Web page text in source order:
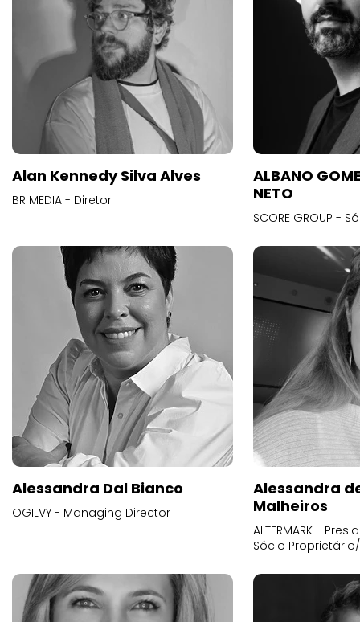
Alan Kennedy Silva Alves
BR MEDIA - Diretor
ALBANO
NETO
SCORE GROUP -
Alessandra Dal Bianco
OGILVY - Managing Director
Alessandra
Malheiros
ALTERMARK -
Sócio